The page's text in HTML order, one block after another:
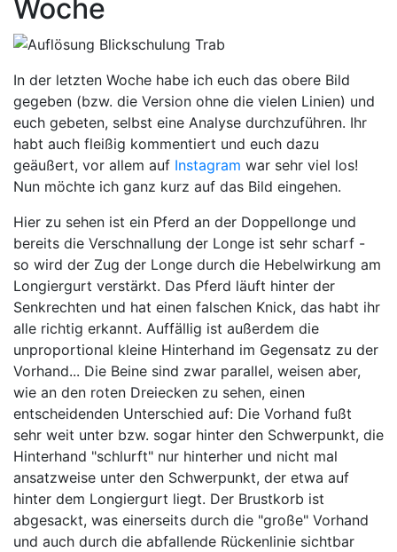
Woche
In der letzten Woche habe ich euch das obere Bild
gegeben (bzw. die Version ohne die vielen Linien) und
euch gebeten, selbst eine Analyse durchzuführen. Ihr
habt auch fleißig kommentiert und euch dazu
geäußert, vor allem auf Instagram war sehr viel los!
Nun möchte ich ganz kurz auf das Bild eingehen.
Hier zu sehen ist ein Pferd an der Doppellonge und
bereits die Verschnallung der Longe ist sehr scharf -
so wird der Zug der Longe durch die Hebelwirkung am
Longiergurt verstärkt. Das Pferd läuft hinter der
Senkrechten und hat einen falschen Knick, das habt ihr
alle richtig erkannt. Auffällig ist außerdem die
unproportional kleine Hinterhand im Gegensatz zu der
Vorhand... Die Beine sind zwar parallel, weisen aber,
wie an den roten Dreiecken zu sehen, einen
entscheidenden Unterschied auf: Die Vorhand fußt
sehr weit unter bzw. sogar hinter den Schwerpunkt, die
Hinterhand "schlurft" nur hinterher und nicht mal
ansatzweise unter den Schwerpunkt, der etwa auf
hinter dem Longiergurt liegt. Der Brustkorb ist
abgesackt, was einerseits durch die "große" Vorhand
und auch durch die abfallende Rückenlinie sichtbar